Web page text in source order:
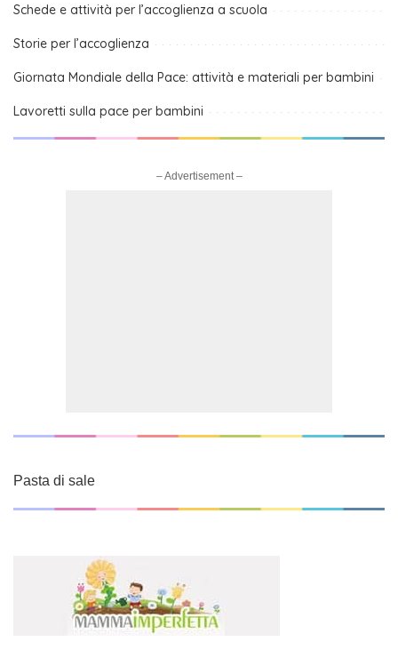
Schede e attività per l’accoglienza a scuola
Storie per l’accoglienza
Giornata Mondiale della Pace: attività e materiali per bambini
Lavoretti sulla pace per bambini
– Advertisement –
Pasta di sale